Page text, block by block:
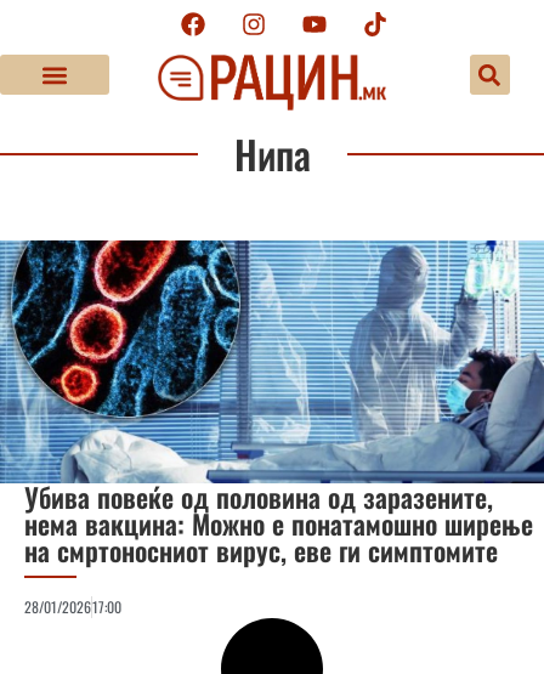
Нипа
Убива повеќе од половина од заразените,
нема вакцина: Можно е понатамошно ширење
на смртоносниот вирус, еве ги симптомите
28/01/202617:00